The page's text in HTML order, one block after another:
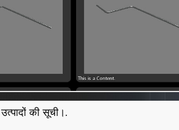
उत्पादों की सूची।.